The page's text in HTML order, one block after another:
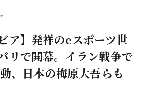
ア】発祥のeスポーツ世
リで開幕。イラン戦争で
、日本の梅原大吾らも